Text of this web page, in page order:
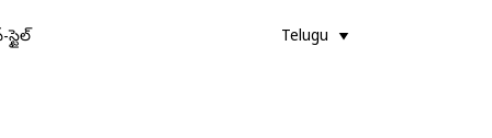
స్టైల్ Telugu